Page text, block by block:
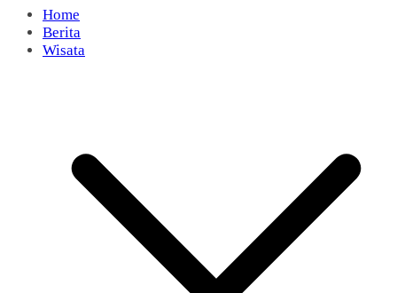
Home
Berita
Wisata